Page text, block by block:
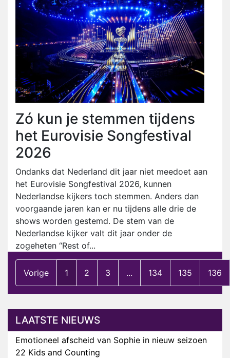
Zó kun je stemmen tijdens
het Eurovisie Songfestival
2026
Ondanks dat Nederland dit jaar niet meedoet aan
het Eurovisie Songfestival 2026, kunnen
Nederlandse kijkers toch stemmen. Anders dan
voorgaande jaren kan er nu tijdens alle drie de
shows worden gestemd. De stem van de
Nederlandse kijker valt dit jaar onder de
zogeheten “Rest of...
Vorige 1 2 3 ... 134 135 136
LAATSTE NIEUWS
Emotioneel afscheid van Sophie in nieuw seizoen
22 Kids and Counting